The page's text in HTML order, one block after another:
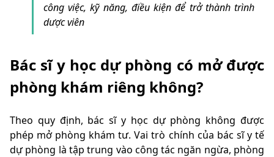
công việc, kỹ năng, điều kiện để trở thành trình
dược viên
Bác sĩ y học dự phòng có mở được
phòng khám riêng không?
Theo quy định, bác sĩ y học dự phòng không được
phép mở phòng khám tư. Vai trò chính của bác sĩ y tế
dự phòng là tập trung vào công tác ngăn ngừa, phòng